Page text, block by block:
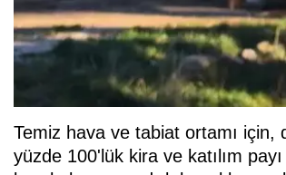
Temiz hava ve tabiat ortamı için,
yüzde 100'lük kira ve katılım